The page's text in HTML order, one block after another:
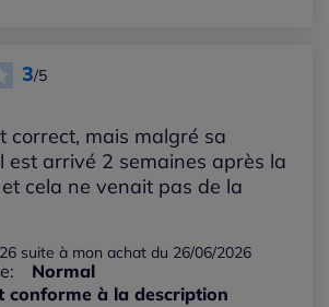
3/5
correct, mais malgré sa
est arrivé 2 semaines après la
cela ne venait pas de la
suite à mon achat du 26/06/2026
Normal
conforme à la description